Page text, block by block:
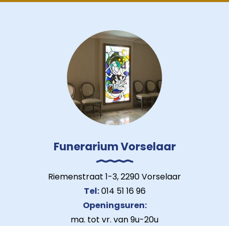
Funerarium Vorselaar
Riemenstraat 1-3, 2290 Vorselaar
Tel:014 51 16 96
Openingsuren:
ma. tot vr. van 9u-20u